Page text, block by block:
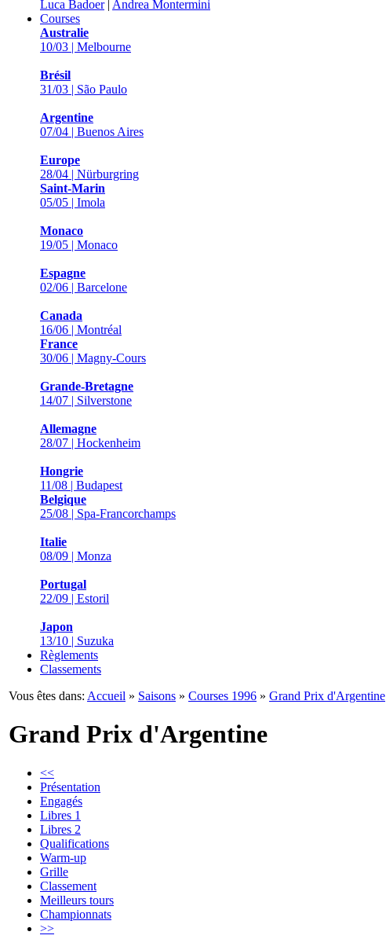
Luca Badoer| Andrea Montermini
Courses
Australie
10/03 | Melbourne
Brésil
31/03 | São Paulo
Argentine
07/04 | Buenos Aires
Europe
28/04 | Nürburgring
Saint-Marin
05/05 | Imola
Monaco
19/05 | Monaco
Espagne
02/06 | Barcelone
Canada
16/06 | Montréal
France
30/06 | Magny-Cours
Grande-Bretagne
14/07 | Silverstone
Allemagne
28/07 | Hockenheim
Hongrie
11/08 | Budapest
Belgique
25/08 | Spa-Francorchamps
Italie
08/09 | Monza
Portugal
22/09 | Estoril
Japon
13/10 | Suzuka
Règlements
Classements
Vous êtes dans: Accueil » Saisons » Courses 1996 » Grand Prix d'Argentine
Grand Prix d'Argentine
<<
Présentation
Engagés
Libres 1
Libres 2
Qualifications
Warm-up
Grille
Classement
Meilleurs tours
Championnats
>>